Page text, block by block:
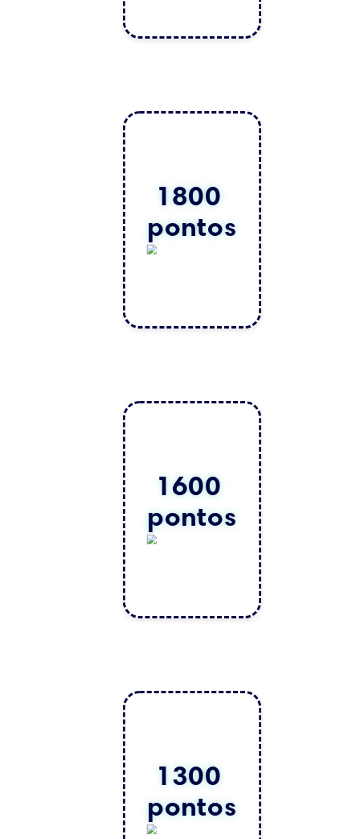
1800
pontos
1600
pontos
1300
pontos